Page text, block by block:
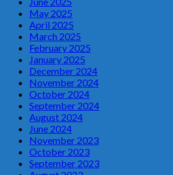
May 2025
April 2025
March 2025
February 2025
January 2025
December 2024
November 2024
October 2024
September 2024
August 2024
June 2024
November 2023
October 2023
September 2023